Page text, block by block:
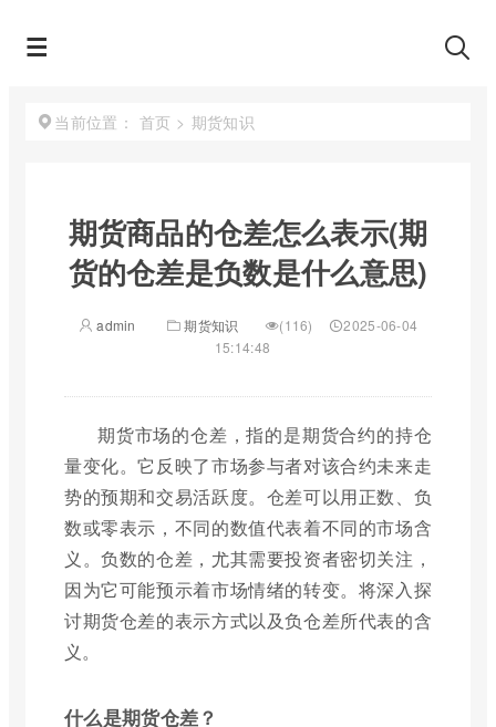
当前位置： 首页 > 期货知识
期货商品的仓差怎么表示(期
货的仓差是负数是什么意思)
admin 期货知识 (116)
2025-06-04
15:14:48
期货市场的仓差，指的是期货合约的持仓
量变化。它反映了市场参与者对该合约未来走
势的预期和交易活跃度。仓差可以用正数、负
数或零表示，不同的数值代表着不同的市场含
义。负数的仓差，尤其需要投资者密切关注，
因为它可能预示着市场情绪的转变。将深入探
讨期货仓差的表示方式以及负仓差所代表的含
义。
什么是期货仓差？